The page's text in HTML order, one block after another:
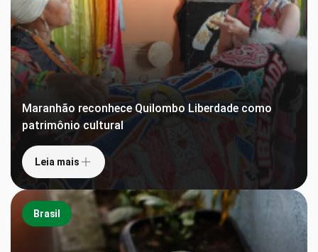
Maranhão reconhece Quilombo Liberdade como
patrimônio cultural
Leia mais
Brasil